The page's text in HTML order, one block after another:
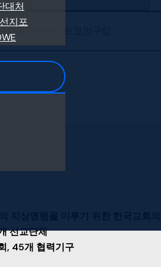
대처
지포
지상명령을 이루기 위한 한국교회의
선교단체
, 45개 협력기구